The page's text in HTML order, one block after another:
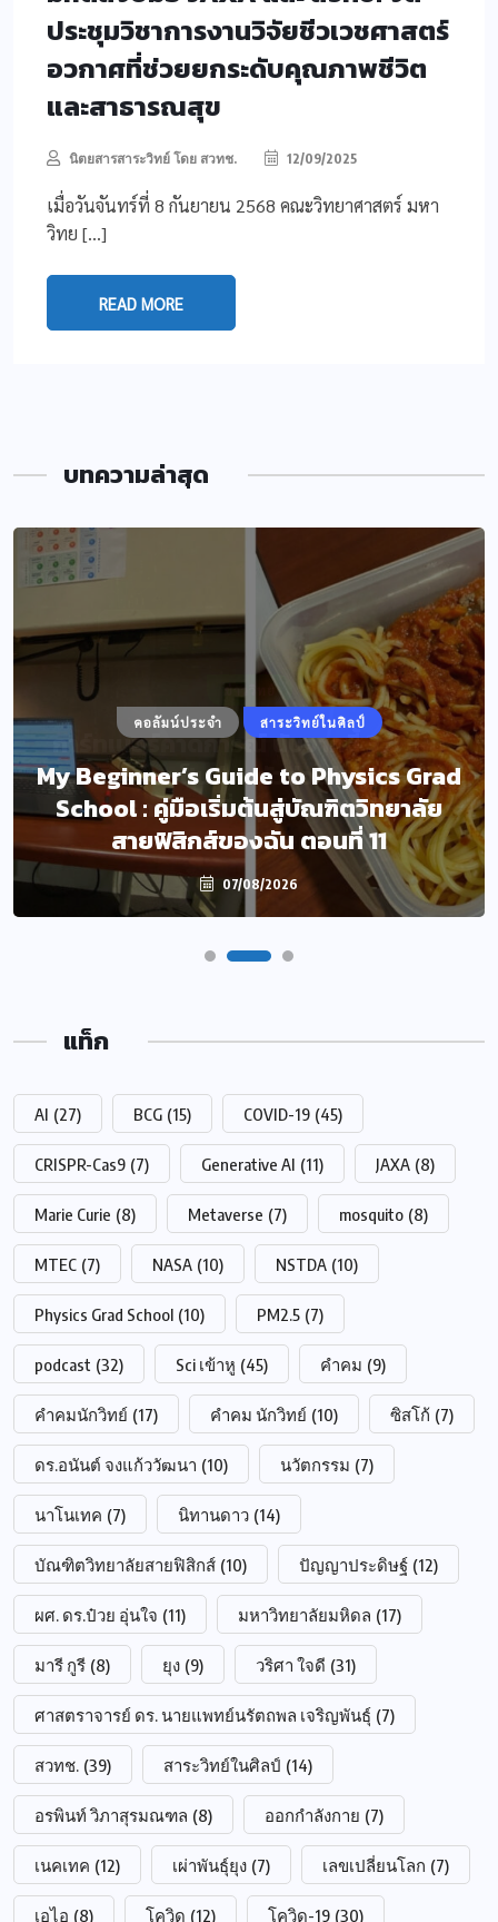
ประชุมวิชาการงานวิจัยชีวเวชศาสตร์
อวกาศที่ช่วยยกระดับคุณภาพชีวิต
และสาธารณสุข
นิตยสารสาระวิทย์ โดย สวทช. 12/09/2025
เมื่อวันจันทร์ที่ 8 กันยายน 2568 คณะวิทยาศาสตร์ มหา
วิทย […]
READ MORE
บทความล่าสุด
คอลัมน์ประจำ สาระวิทย์ในศิลป์
My Beginner’s Guide to Physics Grad
School : คู่มือเริ่มต้นสู่บัณฑิตวิทยาลัย
สายฟิสิกส์ของฉัน ตอนที่ 11
07/08/2026
แท็ก
AI (27) BCG (15) COVID-19 (45)
CRISPR-Cas9 (7) Generative AI (11) JAXA (8)
Marie Curie (8) Metaverse (7) mosquito (8)
MTEC (7) NASA (10) NSTDA (10)
Physics Grad School (10) PM2.5 (7)
podcast (32) Sci เข้าหู (45) คำคม (9)
คำคมนักวิทย์ (17) คำคม นักวิทย์ (10) ซิสโก้ (7)
ดร.อนันต์ จงแก้ววัฒนา (10) นวัตกรรม (7)
นาโนเทค (7) นิทานดาว (14)
บัณฑิตวิทยาลัยสายฟิสิกส์ (10) ปัญญาประดิษฐ์ (12)
ผศ. ดร.ป๋วย อุ่นใจ (11) มหาวิทยาลัยมหิดล (17)
มารี กูรี (8) ยุง (9) วริศา ใจดี (31)
ศาสตราจารย์ ดร. นายแพทย์นรัตถพล เจริญพันธุ์ (7)
สวทช. (39) สาระวิทย์ในศิลป์ (14)
อรพินท์ วิภาสุรมณฑล (8) ออกกำลังกาย (7)
เนคเทค (12) เผ่าพันธุ์ยุง (7) เลขเปลี่ยนโลก (7)
เอไอ (8) โควิด (12) โควิด-19 (30)